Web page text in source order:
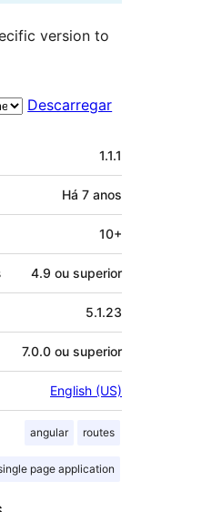
version to
Descarregar
1.1.1
Há 7 anos
10+
4.9 ou superior
5.1.23
7.0.0 ou superior
English (US)
angular routes
page application